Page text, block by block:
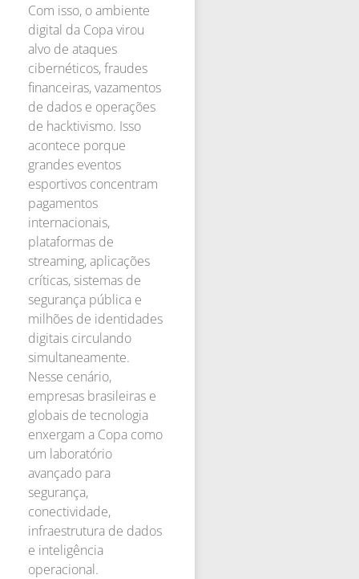
Com isso, o ambiente
digital da Copa virou
alvo de ataques
cibernéticos, fraudes
financeiras, vazamentos
de dados e operações
de hacktivismo. Isso
acontece porque
grandes eventos
esportivos concentram
pagamentos
internacionais,
plataformas de
streaming, aplicações
críticas, sistemas de
segurança pública e
milhões de identidades
digitais circulando
simultaneamente.
Nesse cenário,
empresas brasileiras e
globais de tecnologia
enxergam a Copa como
um laboratório
avançado para
segurança,
conectividade,
infraestrutura de dados
e inteligência
operacional.